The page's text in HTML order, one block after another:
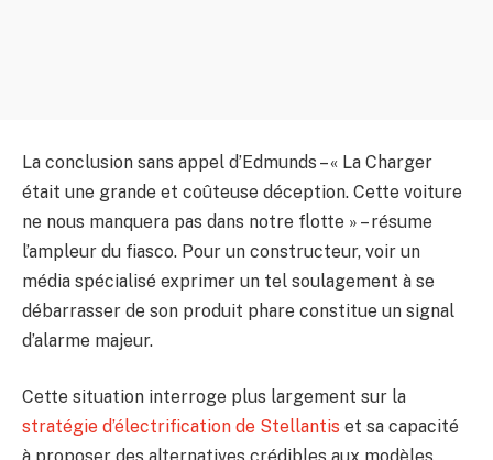
La conclusion sans appel d’Edmunds – « La Charger
était une grande et coûteuse déception. Cette voiture
ne nous manquera pas dans notre flotte » – résume
l’ampleur du fiasco. Pour un constructeur, voir un
média spécialisé exprimer un tel soulagement à se
débarrasser de son produit phare constitue un signal
d’alarme majeur.
Cette situation interroge plus largement sur la
stratégie d’électrification de Stellantis et sa capacité